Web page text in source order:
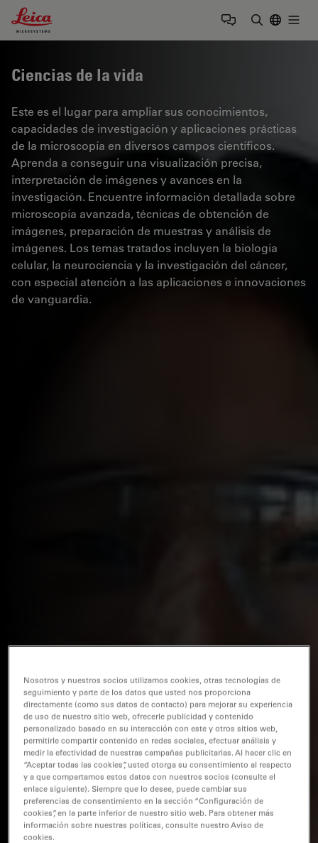
Leica Microsystems Logo
Ciencias de la vida
Este es el lugar para ampliar sus conocimientos,
capacidades de investigación y aplicaciones prácticas
de la microscopía en diversos campos científicos.
Aprenda a conseguir una visualización precisa,
interpretación de imágenes y avances en la
investigación. Encuentre información detallada sobre
microscopía avanzada, técnicas de obtención de
imágenes, preparación de muestras y análisis de
imágenes. Los temas tratados incluyen la biología
celular, la neurociencia y la investigación del cáncer,
con especial atención a las aplicaciones e innovaciones
de vanguardia.
Nosotros y nuestros socios utilizamos cookies, otras tecnologías de
seguimiento y parte de los datos que usted nos proporciona
directamente (como sus datos de contacto) para mejorar su experiencia
de uso de nuestro sitio web, ofrecerle publicidad y contenido
personalizado basado en su interacción con este y otros sitios web,
permitirle compartir contenido en redes sociales, efectuar análisis y
medir la efectividad de nuestras campañas publicitarias. Al hacer clic en
“Aceptar todas las cookies”, usted otorga su consentimiento al respecto
y a que compartamos estos datos con nuestros socios (consulte el
enlace siguiente). Siempre que lo desee, puede cambiar sus
preferencias de consentimiento en la sección “Configuración de
cookies”, en la parte inferior de nuestro sitio web. Para obtener más
información sobre nuestras políticas, consulte nuestro Aviso de
cookies.